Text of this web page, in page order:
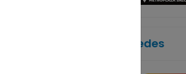
Síguenos en las redes